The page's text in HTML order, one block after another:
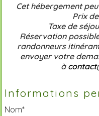
Cet hébergement
Prix
Taxe de
Réservation
randonneurs
envoyer votre
à
Informations
Nom*